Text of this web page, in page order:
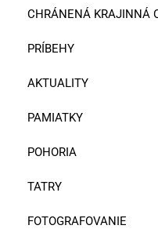
CHRÁNENÁ KRAJINNÁ
PRÍBEHY
AKTUALITY
PAMIATKY
POHORIA
TATRY
FOTOGRAFOVANIE